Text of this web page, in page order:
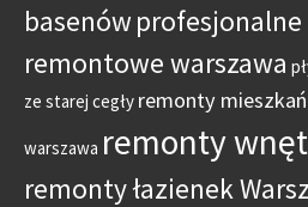
basenów profesjonalne
remontowe warszawa
ze starej cegły remonty
warszawa remonty
remonty łazienek